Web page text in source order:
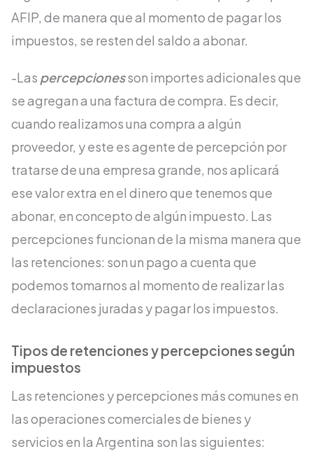
AFIP, de manera que al momento de pagar los
impuestos, se resten del saldo a abonar.
-Las percepcionesson importes adicionales que
se agregan a una factura de compra. Es decir,
cuando realizamos una compra a algún
proveedor, y este es agente de percepción por
tratarse de una empresa grande, nos aplicará
ese valor extra en el dinero que tenemos que
abonar, en concepto de algún impuesto. Las
percepciones funcionan de la misma manera que
las retenciones: son un pago a cuenta que
podemos tomarnos al momento de realizar las
declaraciones juradas y pagar los impuestos.
Tipos de retenciones y percepciones según
impuestos
Las retenciones y percepciones más comunes en
las operaciones comerciales de bienes y
servicios en la Argentina son las siguientes: